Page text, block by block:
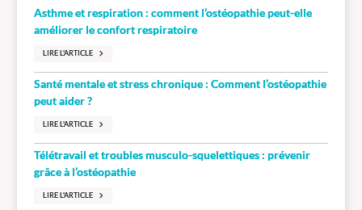
Asthme et respiration : comment l’ostéopathie peut-elle
améliorer le confort respiratoire
LIRE L'ARTICLE
Santé mentale et stress chronique : Comment l’ostéopathie
peut aider ?
LIRE L'ARTICLE
Télétravail et troubles musculo-squelettiques : prévenir
grâce à l’ostéopathie
LIRE L'ARTICLE